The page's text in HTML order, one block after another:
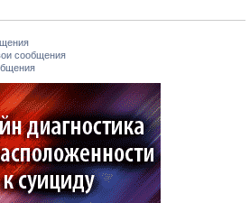
сообщения